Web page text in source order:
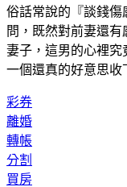
俗話常說的『談錢傷
問，既然對前妻還
妻子，這男的心裡究
一個還真的好意思收
彩券
離婚
轉帳
分割
買房